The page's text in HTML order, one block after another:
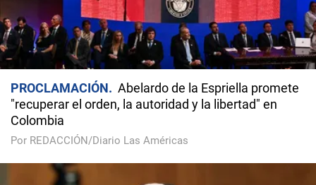
PROCLAMACIÓN
Abelardo de la Espriella promete
"recuperar el orden, la autoridad y la libertad" en
Colombia
Por REDACCIÓN/Diario Las Américas